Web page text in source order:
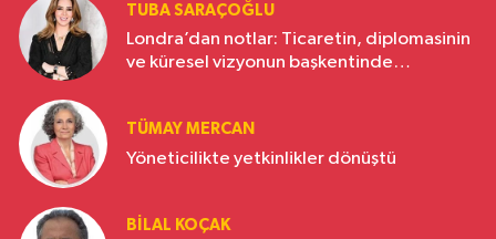
TUBA SARAÇOĞLU
Londra’dan notlar: Ticaretin, diplomasinin
ve küresel vizyonun başkentinde
TÜMAY MERCAN
Yöneticilikte yetkinlikler dönüştü
BILAL KOÇAK